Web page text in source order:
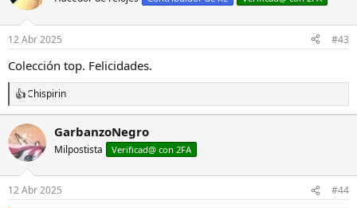
i
e
:
12 Abr 2025 #43
Colección top. Felicidades.
R
e
a
c
c
i
o
n
e
Chispirin
GarbanzoNegro
Milpostista Verificad@ con 2FA
12 Abr 2025 #44